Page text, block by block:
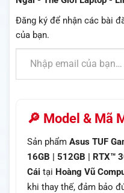
Đăng ký để nhận các bài
của bạn.
Nhập email của bạn…
🔎 Model & Mã
Sản phẩm Asus TUF
16GB | 512GB | RTX™
Cái tại Hoàng Vũ
khi thay thế, đảm bảo